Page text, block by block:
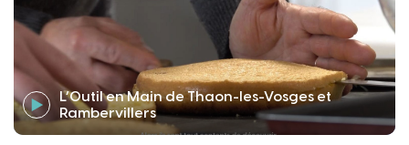
L’Outil en Main de Thaon-les-Vosges et
Rambervillers